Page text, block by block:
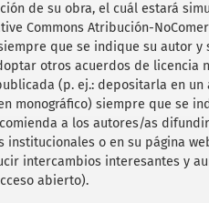
Apuntes históricos sobre su
de Fomento.
del desagüe del Valle de
México. Imprenta Mundial.
desagüe del Valle de México.
story/mapa-del-
de México. México. UNAM.
de su obra, el cuál estará
Commons Atribución-
que se indique su autor y
otros acuerdos de licencia
(p. ej.: depositarla en un
monográfico) siempre que se
a los autores/as
institucionales o en su página
intercambios interesantes y
abierto).